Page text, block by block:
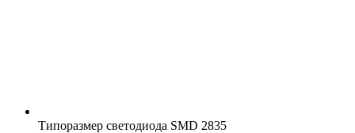
Типоразмер светодиода SMD 2835